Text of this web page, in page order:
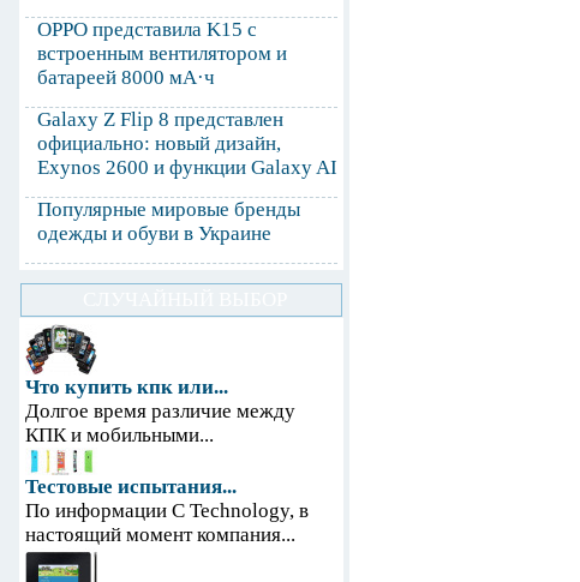
OPPO представила K15 с
встроенным вентилятором и
батареей 8000 мА·ч
Galaxy Z Flip 8 представлен
официально: новый дизайн,
Exynos 2600 и функции Galaxy AI
Популярные мировые бренды
одежды и обуви в Украине
Что купить кпк или...
Долгое время различие между
КПК и мобильными...
Тестовые испытания...
По информации С Technology, в
настоящий момент компания...